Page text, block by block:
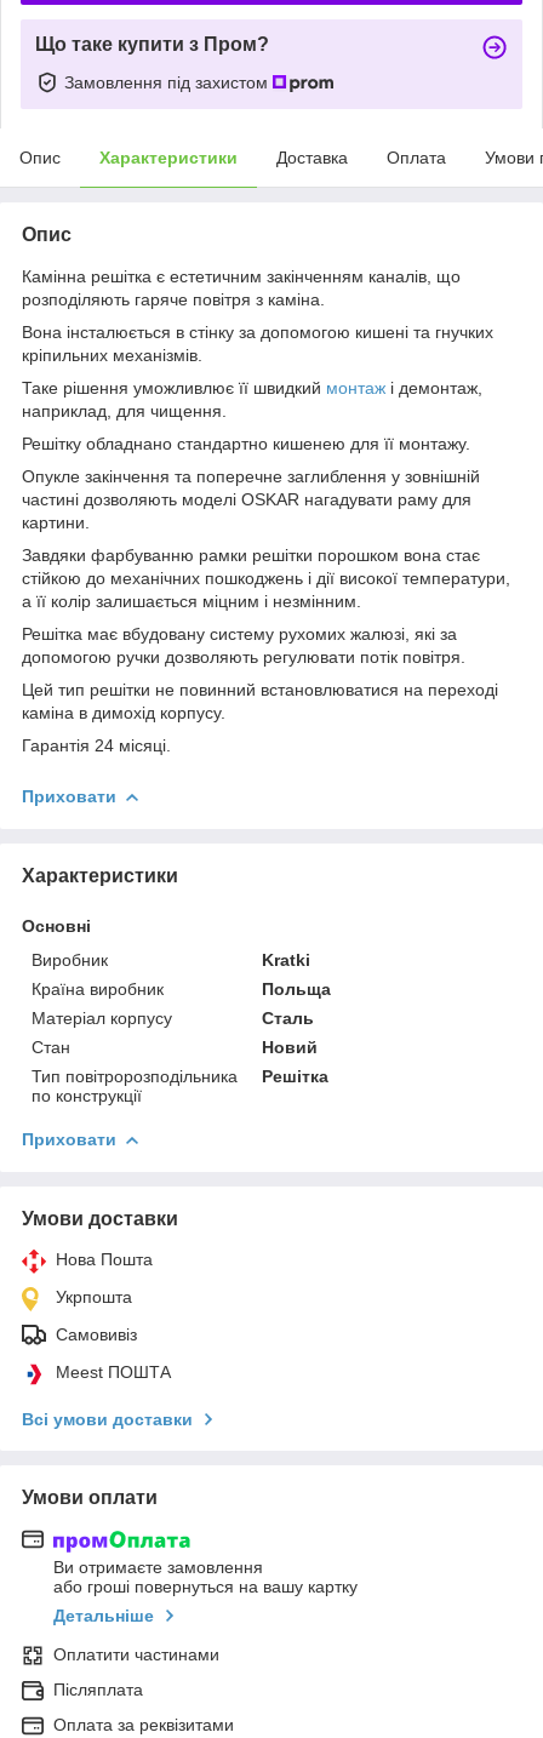
Що таке купити з Пром?
Замовлення під захистом
Опис Характеристики Доставка Оплата Умови
Опис
Камінна решітка є естетичним закінченням каналів, що
розподіляють гаряче повітря з каміна.
Вона інсталюється в стінку за допомогою кишені та гнучких
кріпильних механізмів.
Таке рішення уможливлює її швидкий монтаж і демонтаж,
наприклад, для чищення.
Решітку обладнано стандартно кишенею для її монтажу.
Опукле закінчення та поперечне заглиблення у зовнішній
частині дозволяють моделі OSKAR нагадувати раму для
картини.
Завдяки фарбуванню рамки решітки порошком вона стає
стійкою до механічних пошкоджень і дії високої температури,
а її колір залишається міцним і незмінним.
Решітка має вбудовану систему рухомих жалюзі, які за
допомогою ручки дозволяють регулювати потік повітря.
Цей тип решітки не повинний встановлюватися на переході
каміна в димохід корпусу.
Гарантія 24 місяці.
Приховати
Характеристики
Основні
Виробник
Kratki
Країна виробник
Польща
Матеріал корпусу
Сталь
Стан
Новий
Тип повітророзподільника
по конструкції
Решітка
Приховати
Умови доставки
Нова Пошта
Укрпошта
Самовивіз
Meest ПОШТА
Всі умови доставки
Умови оплати
Ви отримаєте замовлення
або гроші повернуться на вашу картку
Детальніше
Оплатити частинами
Післяплата
Оплата за реквізитами